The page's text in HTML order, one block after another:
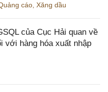
cáo Xăng dầu
của Cục Hải quan về
với hàng hóa xuất nhập